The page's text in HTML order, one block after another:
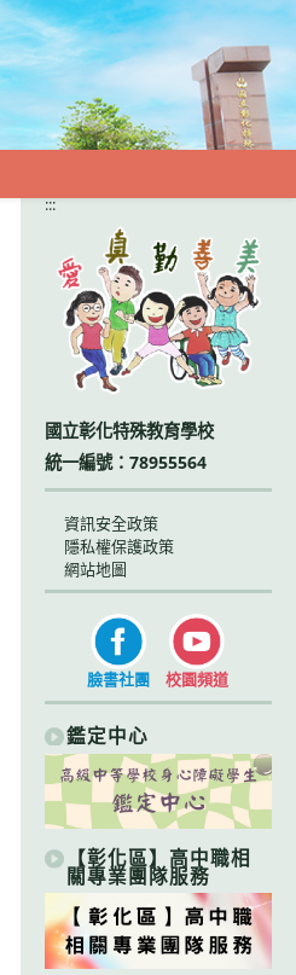
:::
國立彰化特殊教育學校
統一編號：78955564
資訊安全政策
隱私權保護政策
網站地圖
臉書社團 校園頻道
鑑定中心
【彰化區】高中職相
關專業團隊服務